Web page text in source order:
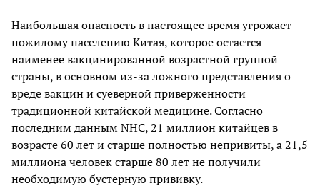
Наибольшая опасность в настоящее время угрожает
пожилому населению Китая, которое остается
наименее вакцинированной возрастной группой
страны, в основном из-за ложного представления о
вреде вакцин и суеверной приверженности
традиционной китайской медицине. Согласно
последним данным NHC, 21 миллион китайцев в
возрасте 60 лет и старше полностью непривиты, а 21,5
миллиона человек старше 80 лет не получили
необходимую бустерную прививку.